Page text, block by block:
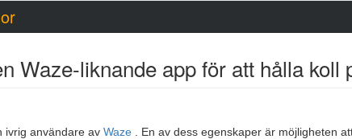
Waze-liknande app för att hålla
ivrig användare av Waze
. En av dess egenskaper är möjligheten